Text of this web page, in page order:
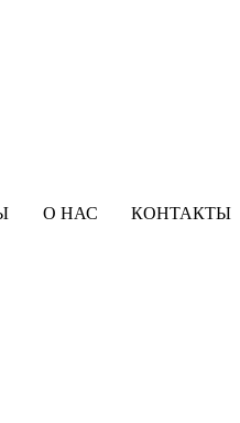
О НАС КОНТАКТЫ